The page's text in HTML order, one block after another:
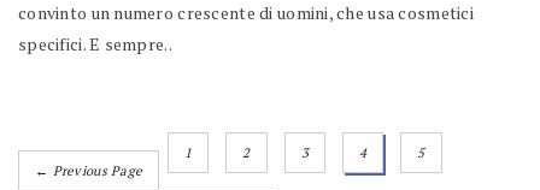
convinto un numero crescente di uomini, che usa cosmetici
specifici. E sempre..
← Previous Page
1 2 3 4 5